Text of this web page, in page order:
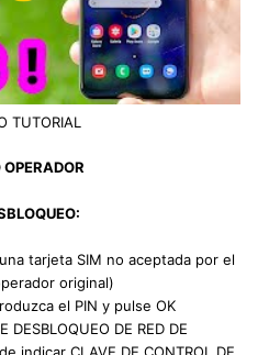
TUTORIAL
tarjeta SIM no aceptada por el
original)
el PIN y pulse OK
DE RED DE